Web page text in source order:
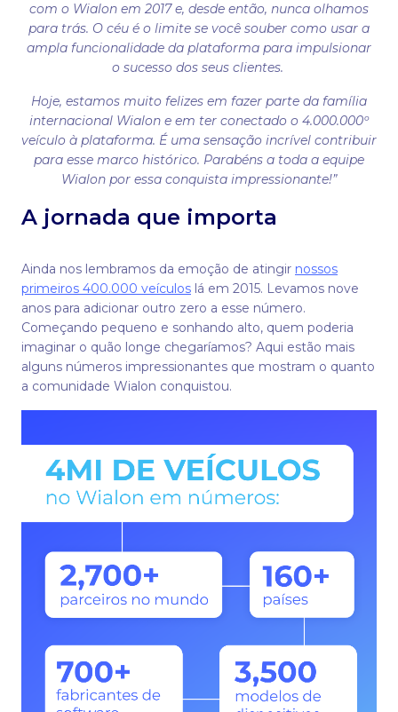
com o Wialon em 2017 e, desde então, nunca olhamos
para trás. O céu é o limite se você souber como usar a
ampla funcionalidade da plataforma para impulsionar
o sucesso dos seus clientes.
Hoje, estamos muito felizes em fazer parte da família
internacional Wialon e em ter conectado o 4.000.000º
veículo à plataforma. É uma sensação incrível contribuir
para esse marco histórico. Parabéns a toda a equipe
Wialon por essa conquista impressionante!”
A jornada que importa
Ainda nos lembramos da emoção de atingir nossos
primeiros 400.000 veículos lá em 2015. Levamos nove
anos para adicionar outro zero a esse número.
Começando pequeno e sonhando alto, quem poderia
imaginar o quão longe chegaríamos? Aqui estão mais
alguns números impressionantes que mostram o quanto
a comunidade Wialon conquistou.